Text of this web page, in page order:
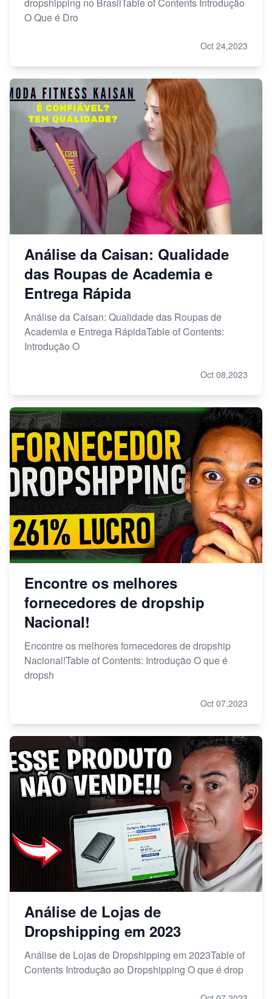
O Que é Dro
Oct 24,2023
Análise da Caisan: Qualidade
das Roupas de Academia e
Entrega Rápida
Análise da Caisan: Qualidade das Roupas de
Academia e Entrega RápidaTable of Contents:
Introdução O
Oct 08,2023
Encontre os melhores
fornecedores de dropship
Nacional!
Encontre os melhores fornecedores de dropship
Nacional!Table of Contents: Introdução O que é
dropsh
Oct 07,2023
Análise de Lojas de
Dropshipping em 2023
Análise de Lojas de Dropshipping em 2023Table of
Contents Introdução ao Dropshipping O que é drop